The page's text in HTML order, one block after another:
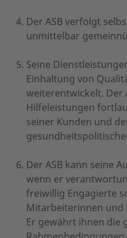
Der ASB verfolgt
unmittelbar
Seine
Einhaltung von
weiterentwickelt. Der
Hilfeleistungen
seiner Kunden und
Der ASB kann seine
wenn er
freiwillig Engagierte
Mitarbeiterinnen
Er gewährt ihnen die